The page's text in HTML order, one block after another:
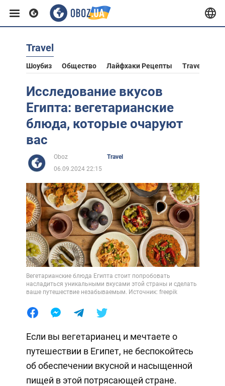
Европа
США
Азия
Африка
Жизнь
Лайфхаки
Travel
Шоубиз Общество Лайфхаки Рецепты Travel
Исследование вкусов
Египта: вегетарианские
блюда, которые очаруют
вас
Oboz
Travel
06.09.2024 22:15
Вегетарианские блюда Египта стоит попробовать
насладиться уникальными вкусами этой страны и сделать
ваше путешествие незабываемым. Источник: freepik
Если вы вегетарианец и мечтаете о
путешествии в Египет, не беспокойтесь
об обеспечении вкусной и насыщенной
пищей в этой потрясающей стране.